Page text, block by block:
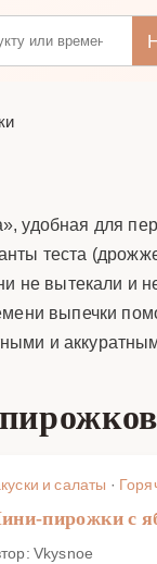
для
теста
не вытекали и
выпечки
и
и салаты ·
пирожки с
Vkysnoe